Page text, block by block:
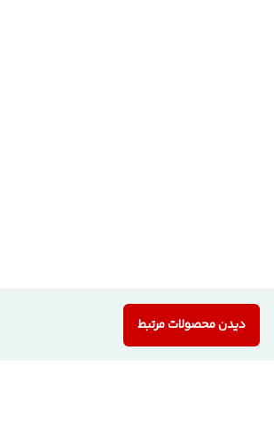
دیدن محصولات مرتبط